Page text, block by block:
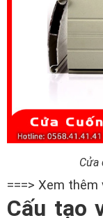
Cửa
===> Xem thêm
Cấu tạo